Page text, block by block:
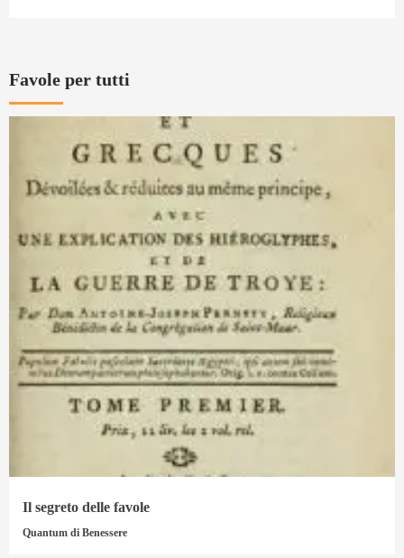
Favole per tutti
Il segreto delle favole
Quantum di Benessere